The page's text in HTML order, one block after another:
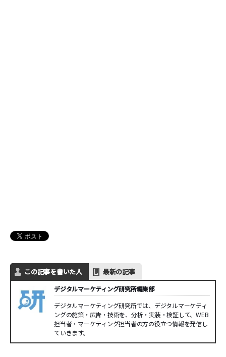
この記事を書いた人 最新の記事
デジタルマーケティング研究所編集部
デジタルマーケティング研究所では、デジタルマーケティ
ングの施策・広告・技術を、分析・実装・検証して、WEB
担当者・マーケティング担当者の方の役立つ情報を発信し
ていきます。